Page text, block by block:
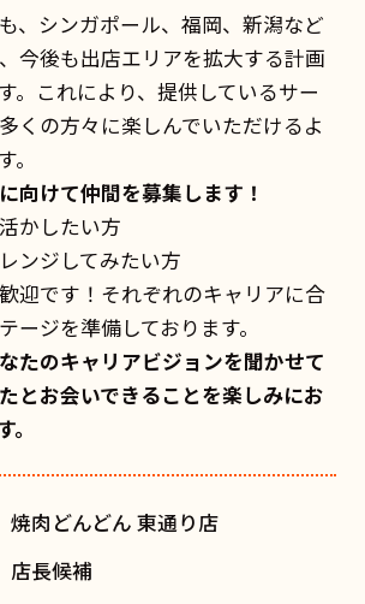
、シンガポール、福岡、新潟など
今後も出店エリアを拡大する計画
。これにより、提供しているサー
くの方々に楽しんでいただけるよ
向けて仲間を募集します！
かしたい方
ンジしてみたい方
迎です！それぞれのキャリアに合
ージを準備しております。
たのキャリアビジョンを聞かせて
とお会いできることを楽しみにお
焼肉どんどん 東通り店
店長候補